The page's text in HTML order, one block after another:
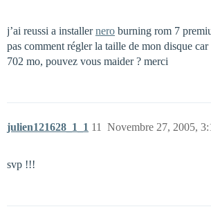
j’ai reussi a installernero burning rom 7
pas comment régler la taille de mon disque car
702 mo, pouvez vous maider ? merci
julien121628_1_1 Novembre 27, 2005,
11
svp !!!